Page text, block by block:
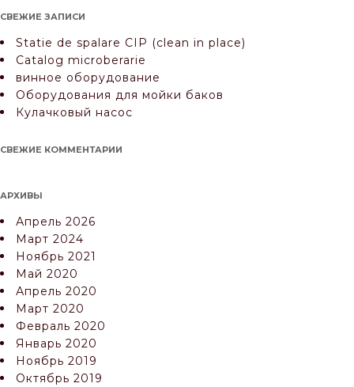
СВЕЖИЕ ЗАПИСИ
Statie de spalare CIP (clean in place)
Catalog microberarie
винное оборудование
Оборудования для мойки баков
Кулачковый насос
СВЕЖИЕ КОММЕНТАРИИ
АРХИВЫ
Апрель 2026
Март 2024
Ноябрь 2021
Май 2020
Апрель 2020
Март 2020
Февраль 2020
Январь 2020
Ноябрь 2019
Октябрь 2019